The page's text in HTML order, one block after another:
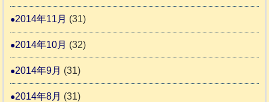
2014年11月 (31)
2014年10月 (32)
2014年9月 (31)
2014年8月 (31)